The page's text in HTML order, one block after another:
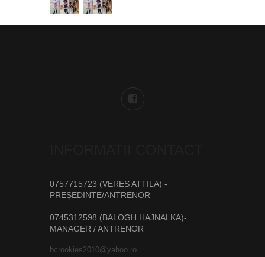
0757715723 (VERES ATTILA) -
PREȘEDINTE/ANTRENOR
0745312598 (BALOGH HAJNALKA)-
MANAGER / ANTRENOR
bcrookies2010@yahoo.ro